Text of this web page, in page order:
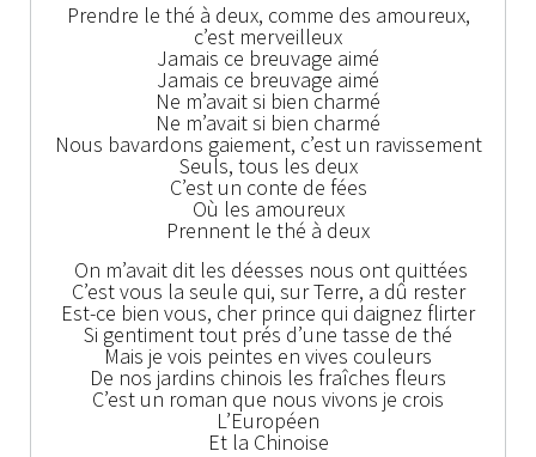
Prendre le thé à deux, comme des amoureux,
c’est merveilleux
Jamais ce breuvage aimé
Jamais ce breuvage aimé
Ne m’avait si bien charmé
Ne m’avait si bien charmé
Nous bavardons gaiement, c’est un ravissement
Seuls, tous les deux
C’est un conte de fées
Où les amoureux
Prennent le thé à deux
On m’avait dit les déesses nous ont quittées
C’est vous la seule qui, sur Terre, a dû rester
Est-ce bien vous, cher prince qui daignez flirter
Si gentiment tout prés d’une tasse de thé
Mais je vois peintes en vives couleurs
De nos jardins chinois les fraîches fleurs
C’est un roman que nous vivons je crois
L’Européen
Et la Chinoise